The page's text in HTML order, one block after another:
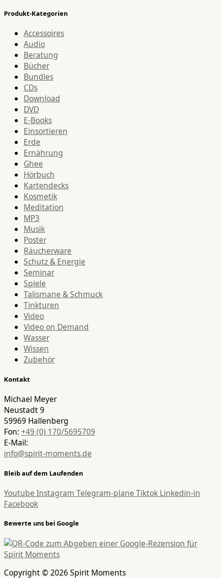
Produkt-Kategorien
Accessoires
Audio
Beratung
Bücher
Bundles
CDs
Download
DVD
E-Books
Einsortieren
Erde
Ernährung
Ghee
Hörbuch
Kartendecks
Kosmetik
Meditation
MP3
Musik
Poster
Räucherware
Schutz & Energie
Seminar
Spiele
Talismane & Schmuck
Tinkturen
Video
Video on Demand
Wasser
Wissen
Zubehör
Kontakt
Michael Meyer
Neustadt 9
59969 Hallenberg
Fon: +49 (0) 170/5695709
E-Mail:
info@spirit-moments.de
Bleib auf dem Laufenden
Youtube Instagram Telegram-plane Tiktok Linkedin-in
Facebook
Bewerte uns bei Google
Copyright © 2026 Spirit Moments